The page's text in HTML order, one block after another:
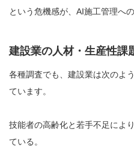
という危機感が、AI施工管理へ
建設業の人材・生産性課
各種調査でも、建設業は次のよ
ています。
技能者の高齢化と若手不足によ
ている。